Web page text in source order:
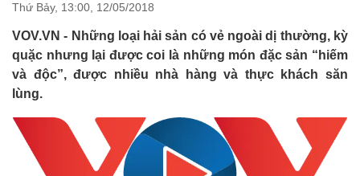
Nhận diện sự thật
Việc
Biển
Thứ Bảy, 13:00, 12/05/2018
VOV.VN - Những loại hải sản có vẻ ngoài dị thường, kỳ
quặc nhưng lại được coi là những món đặc sản “hiếm
và độc”, được nhiều nhà hàng và thực khách săn
lùng.